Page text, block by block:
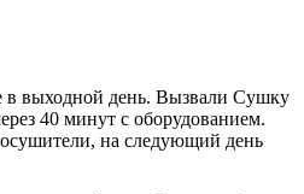
в выходной день. Вызвали Сушку
40 минут с оборудованием.
на следующий день